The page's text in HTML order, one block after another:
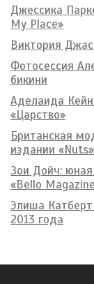
Джессика
My Place»
Виктория
Фотосессия
бикини
Аделаида
«Царство»
Британская
издании «Nuts»
Зои Дойч:
«Bello
Элиша
2013 года